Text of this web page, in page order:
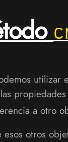
utilizar
propiedades
a otro
esos otros